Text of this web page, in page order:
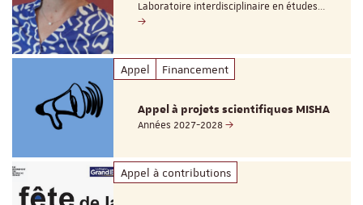
Laboratoire interdisciplinaire en études…
Appel Financement
Appel à projets scientifiques MISHA
Années 2027-2028
Appel à contributions